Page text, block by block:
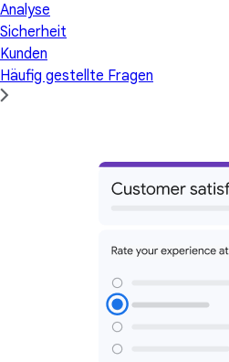
Analyse
Sicherheit
Kunden
Häufig gestellte Fragen